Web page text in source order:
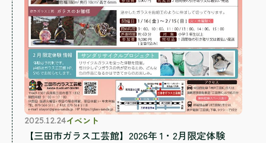
2025.12.24イベント
【三田市ガラス工芸館】2026年 1・2月限定体験